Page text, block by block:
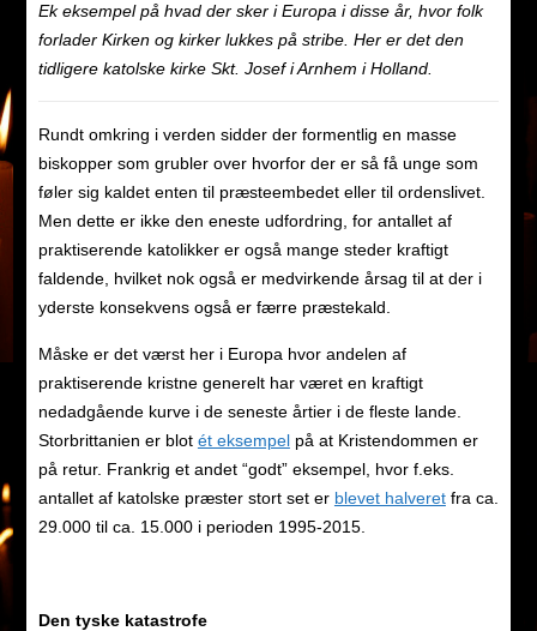
Ek eksempel på hvad der sker i Europa i disse år, hvor folk
forlader Kirken og kirker lukkes på stribe. Her er det den
tidligere katolske kirke Skt. Josef i Arnhem i Holland.
Rundt omkring i verden sidder der formentlig en masse
biskopper som grubler over hvorfor der er så få unge som
føler sig kaldet enten til præsteembedet eller til ordenslivet.
Men dette er ikke den eneste udfordring, for antallet af
praktiserende katolikker er også mange steder kraftigt
faldende, hvilket nok også er medvirkende årsag til at der i
yderste konsekvens også er færre præstekald.
Måske er det værst her i Europa hvor andelen af
praktiserende kristne generelt har været en kraftigt
nedadgående kurve i de seneste årtier i de fleste lande.
Storbrittanien er blot ét eksempelpå at Kristendommen er
på retur. Frankrig et andet “godt” eksempel, hvor f.eks.
antallet af katolske præster stort set er blevet halveretfra ca.
29.000 til ca. 15.000 i perioden 1995-2015.
Den tyske katastrofe